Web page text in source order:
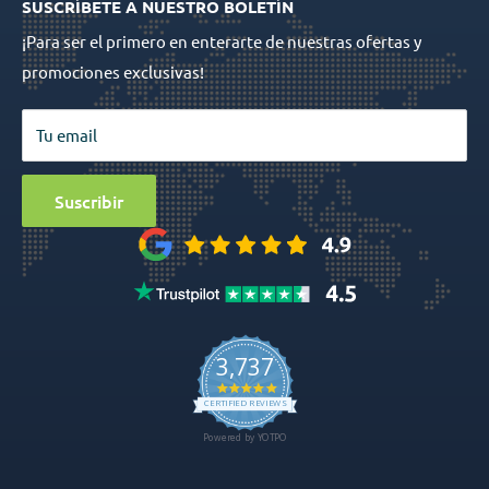
Política de devoluciones
Política de privacidad
Términos y condiciones
Mapa del sitio
Prótesis
Instrumental quirúrgico
Biomateriales
Quirúrgico
Ofertas especiales
Sobredentadura con ataches de bola
SUSCRÍBETE A NUESTRO BOLETÍN
¡Para ser el primero en enterarte de nuestras ofertas y
promociones exclusivas!
Tu email
Suscribir